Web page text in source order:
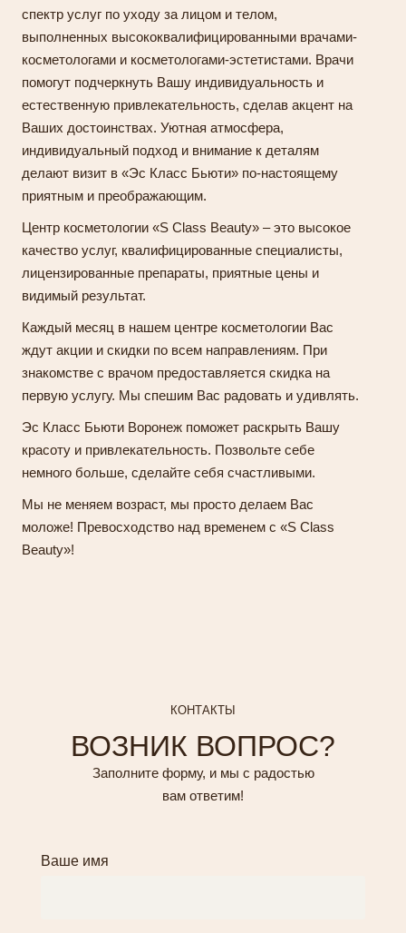
спектр услуг по уходу за лицом и телом,
выполненных высококвалифицированными врачами-
косметологами и косметологами-эстетистами. Врачи
помогут подчеркнуть Вашу индивидуальность и
естественную привлекательность, сделав акцент на
Ваших достоинствах. Уютная атмосфера,
индивидуальный подход и внимание к деталям
делают визит в «Эс Класс Бьюти» по-настоящему
приятным и преображающим.
Центр косметологии «S Class Beauty» – это высокое
качество услуг, квалифицированные специалисты,
лицензированные препараты, приятные цены и
видимый результат.
Каждый месяц в нашем центре косметологии Вас
ждут акции и скидки по всем направлениям. При
знакомстве с врачом предоставляется скидка на
первую услугу. Мы спешим Вас радовать и удивлять.
Эс Класс Бьюти Воронеж поможет раскрыть Вашу
красоту и привлекательность. Позвольте себе
немного больше, сделайте себя счастливыми.
Мы не меняем возраст, мы просто делаем Вас
моложе! Превосходство над временем с «S Class
Beauty»!
КОНТАКТЫ
ВОЗНИК ВОПРОС?
Заполните форму, и мы с радостью
вам ответим!
Ваше имя